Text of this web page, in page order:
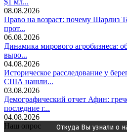
08.08.2026
Право на возраст: почему Шарлиз
прот...
06.08.2026
Динамика мирового агробизнеса:
выро...
04.08.2026
Историческое расследование у
США нашли...
03.08.2026
Демографический отчет Афин:
последние г...
04.08.2026
Наш опрос
Откуда Вы узнали о